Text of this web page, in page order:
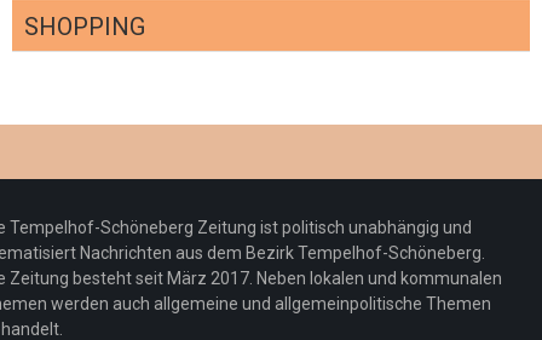
SHOPPING
Redaktion 23. Juli 2026
Pepe Jeans London mit Summer Sale und
neuer Kollektion
Redaktion 19. Juli 2026
Woher kommt der Honig? – Neue EU-
Regeln gelten 14. Juni
Tempelhof-Schöneberg Zeitung ist politisch unabhängig und
Nachrichten aus dem Bezirk Tempelhof-Schöneberg.
Zeitung besteht seit März 2017. Neben lokalen und kommunalen
werden auch allgemeine und allgemeinpolitische Themen